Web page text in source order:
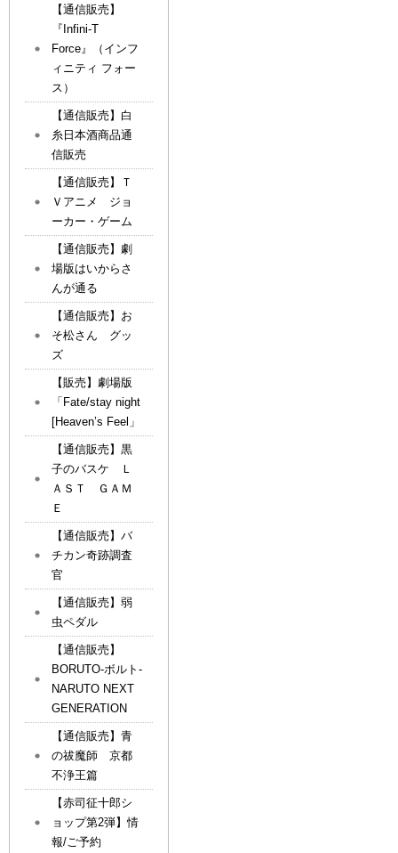
【通信販売】
『Infini-T
Force』（インフ
ィニティ フォー
ス）
【通信販売】白
糸日本酒商品通
信販売
【通信販売】Ｔ
Ｖアニメ ジョ
ーカー・ゲーム
【通信販売】劇
場版はいからさ
んが通る
【通信販売】お
そ松さん グッ
ズ
【販売】劇場版
「Fate/stay night
[Heaven’s Feel」
【通信販売】黒
子のバスケ Ｌ
ＡＳＴ ＧＡＭ
Ｅ
【通信販売】バ
チカン奇跡調査
官
【通信販売】弱
虫ペダル
【通信販売】
BORUTO-ボルト-
NARUTO NEXT
GENERATION
【通信販売】青
の祓魔師 京都
不浄王篇
【赤司征十郎シ
ョップ第2弾】情
報/ご予約